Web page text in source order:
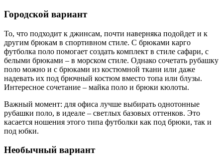
Городской вариант
То, что подходит к джинсам, почти наверняка подойдет и к
другим брюкам в спортивном стиле. С брюками карго
футболка поло помогает создать комплект в стиле сафари, с
белыми брюками – в морском стиле. Однако сочетать рубашку
поло можно и с брюками из костюмной ткани или даже
надевать их под брючный костюм вместо топа или блузы.
Интересное сочетание – майка поло и брюки кюлоты.
Важный момент: для офиса лучше выбирать однотонные
рубашки поло, в идеале – светлых базовых оттенков. Это
касается ношения этого типа футболки как под брюки, так и
под юбки.
Необычный вариант